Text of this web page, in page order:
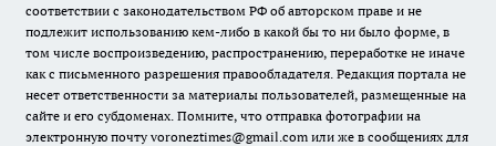
соответствии с законодательством РФ об авторском праве и не
подлежит использованию кем-либо в какой бы то ни было форме, в
том числе воспроизведению, распространению, переработке не иначе
как с письменного разрешения правообладателя. Редакция портала не
несет ответственности за материалы пользователей, размещенные на
сайте и его субдоменах. Помните, что отправка фотографии на
электронную почту voroneztimes@gmail.com или же в сообщениях для